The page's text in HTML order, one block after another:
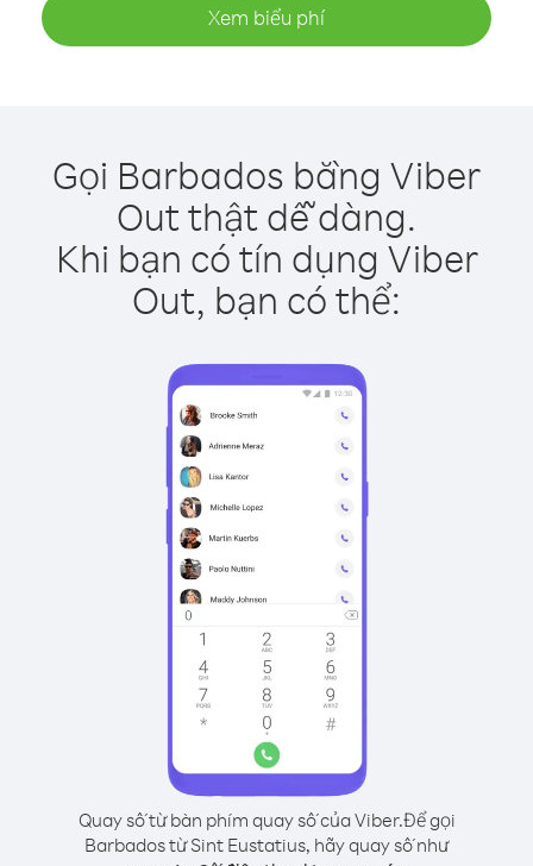
Xem biểu phí
Gọi Barbados bằng Viber
Out thật dễ dàng.
Khi bạn có tín dụng Viber
Out, bạn có thể:
Quay số từ bàn phím quay số của Viber.Để gọi
Barbados từ Sint Eustatius, hãy quay số như